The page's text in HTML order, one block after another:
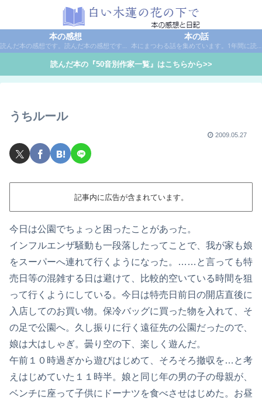
本の感想
読んだ本の感想です。読んだ本の感想です。本は作家名で50音別に分類しています。
本の話
本にまつわる話を集めています。1年間に読んだ本の総括や、本に関する話題など。
読んだ本の『50音別作家一覧』はこちらから>>
うちルール
2009.05.27
記事内に広告が含まれています。
今日は公園でちょっと困ったことがあった。
インフルエンザ騒動も一段落したってことで、我が家も娘
をスーパーへ連れて行くようになった。……と言っても特
売日等の混雑する日は避けて、比較的空いている時間を狙
って行くようにしている。今日は特売日前日の開店直後に
入店してのお買い物。保冷バッグに買った物を入れて、そ
の足で公園へ。久し振りに行く遠征先の公園だったので、
娘は大はしゃぎ。曇り空の下、楽しく遊んだ。
午前１０時過ぎから遊びはじめて、そろそろ撤収を…と考
えはじめていた１１時半。娘と同じ年の男の子の母親が、
ベンチに座って子供にドーナツを食べさせはじめた。お昼